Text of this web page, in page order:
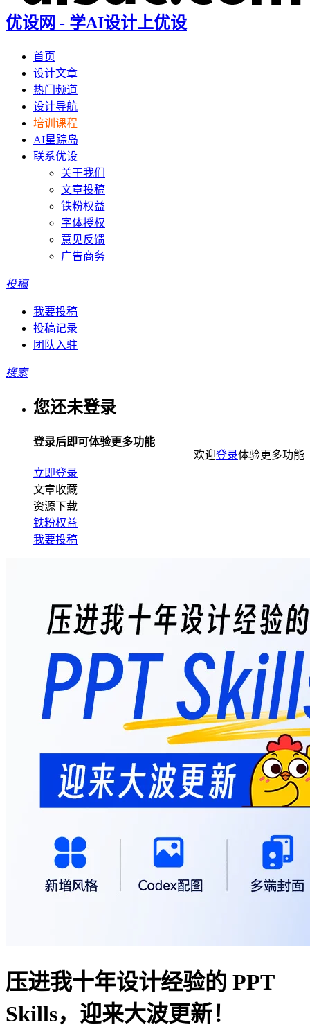
优设网 - 学AI设计上优设
首页
设计文章
热门频道
设计导航
培训课程
AI星踪岛
联系优设
关于我们
文章投稿
铁粉权益
字体授权
意见反馈
广告商务
投稿
我要投稿
投稿记录
团队入驻
搜索
您还未登录
登录后即可体验更多功能
立即登录
文章收藏
资源下载
铁粉权益
我要投稿
压进我十年设计经验的 PPT
Skills，迎来大波更新！
欢迎登录体验更多功能